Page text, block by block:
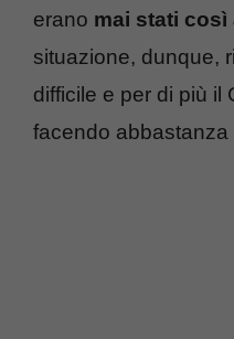
erano mai stati così
situazione, dunque,
difficile e per di più il
facendo abbastanza